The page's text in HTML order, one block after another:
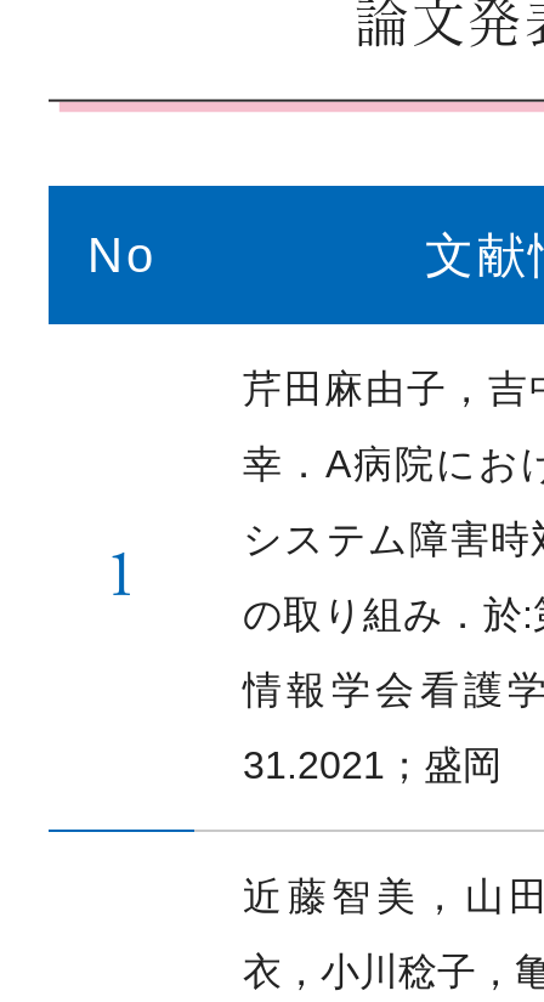
教育支援体制
看護部の取り組み
勤務・福利厚生
インターンシップ
病院説明会
お知らせ News
論文発
No 文献
1
芹田麻由子，吉
幸．A病院にお
システム障害
の取り組み．於
情報学会看護
31.2021；盛岡
近藤智美，山
衣，小川稔子，